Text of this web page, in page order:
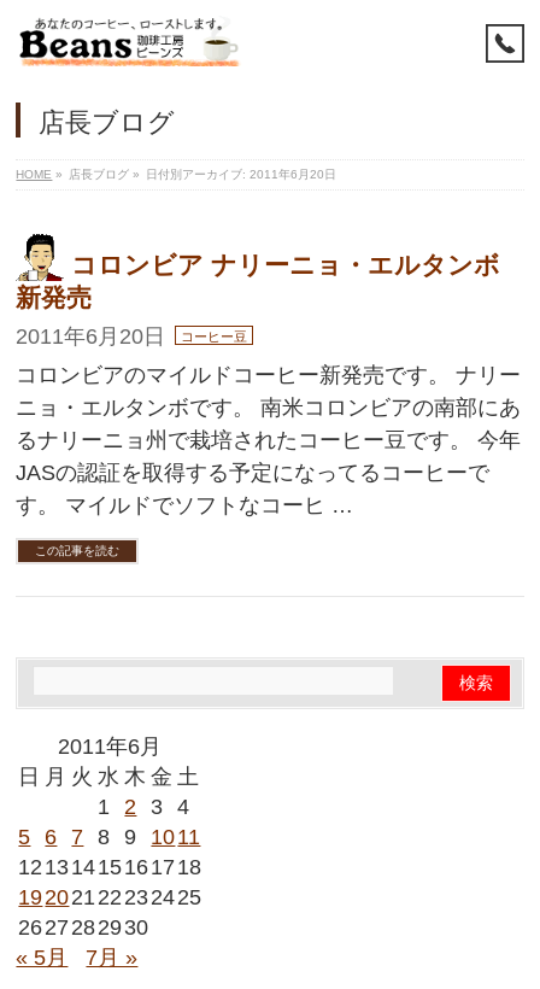
店長ブログ
HOME » 店長ブログ » 日付別アーカイブ: 2011年6月20日
コロンビア ナリーニョ・エルタンボ
新発売
2011年6月20日 コーヒー豆
コロンビアのマイルドコーヒー新発売です。 ナリー
ニョ・エルタンボです。 南米コロンビアの南部にあ
るナリーニョ州で栽培されたコーヒー豆です。 今年
JASの認証を取得する予定になってるコーヒーで
す。 マイルドでソフトなコーヒ …
この記事を読む
2011年6月
日 月 火 水 木 金 土
1
2 3
4
5
6 7 8 9 1011
12 1314151617 18
19202122 232425
2627 282930
« 5月
7月 »